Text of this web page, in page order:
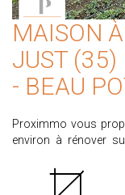
MAISON
JUST (35)
- BEAU
Proximmo vous
environ à rénover
rapidement ces 2
d'une entrée cuisine